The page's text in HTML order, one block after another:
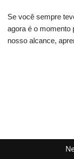
Se você sempre
agora é o momento
nosso alcance,